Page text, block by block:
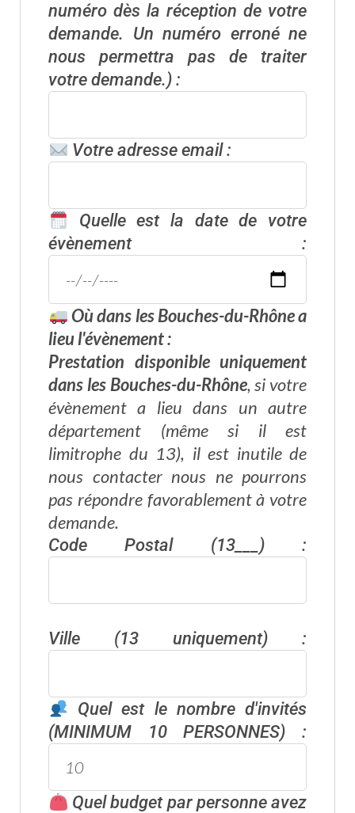
numéro dès la réception de votre
demande. Un numéro erroné ne
nous permettra pas de traiter
votre demande.) :
Votre adresse email :
Quelle est la date de votre
évènement :
Où dans les Bouches-du-Rhône a
lieu l'évènement :
Prestation disponible uniquement
dans les Bouches-du-Rhône, si votre
évènement a lieu dans un autre
département (même si il est
limitrophe du 13), il est inutile de
nous contacter nous ne pourrons
pas répondre favorablement à votre
demande.
Code Postal (13___) :
Ville (13 uniquement) :
Quel est le nombre d'invités
(MINIMUM 10 PERSONNES) :
Quel budget par personne avez